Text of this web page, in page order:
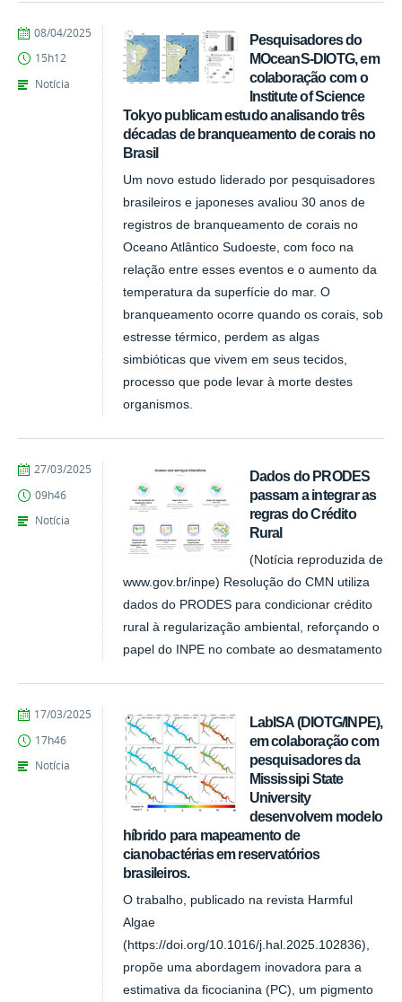
Pesquisadores do
MOceanS-DIOTG, em
colaboração com o
Institute of Science
Tokyo publicam estudo analisando três
décadas de branqueamento de corais no
Brasil
Um novo estudo liderado por pesquisadores
brasileiros e japoneses avaliou 30 anos de
registros de branqueamento de corais no
Oceano Atlântico Sudoeste, com foco na
relação entre esses eventos e o aumento da
temperatura da superfície do mar. O
branqueamento ocorre quando os corais, sob
estresse térmico, perdem as algas
simbióticas que vivem em seus tecidos,
processo que pode levar à morte destes
organismos.
publicado
08/04/2025
15h12
Notícia
Dados do PRODES
passam a integrar as
regras do Crédito
Rural
(Notícia reproduzida de
www.gov.br/inpe) Resolução do CMN utiliza
dados do PRODES para condicionar crédito
rural à regularização ambiental, reforçando o
papel do INPE no combate ao desmatamento
publicado
27/03/2025
09h46
Notícia
LabISA (DIOTG/INPE),
em colaboração com
pesquisadores da
Mississipi State
University
desenvolvem modelo
híbrido para mapeamento de
cianobactérias em reservatórios
brasileiros.
O trabalho, publicado na revista Harmful
Algae
(https://doi.org/10.1016/j.hal.2025.102836),
propõe uma abordagem inovadora para a
estimativa da ficocianina (PC), um pigmento
publicado
17/03/2025
17h46
Notícia